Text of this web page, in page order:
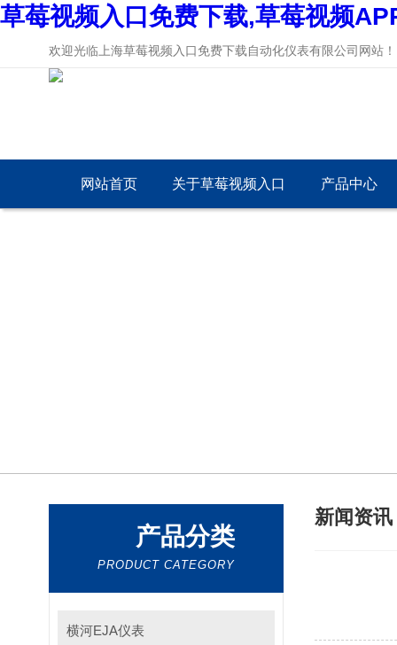
草莓视频入口免费下载,草莓视频
欢迎光临上海草莓视频入口免费下载自动化仪表有限公司网站！
网站首页 关于草莓视频入口 产品中心
产品分类
PRODUCT CATEGORY
横河EJA仪表
新闻资讯